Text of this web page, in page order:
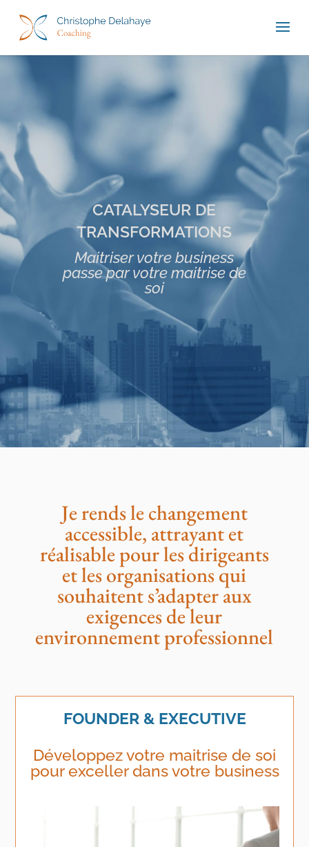
CATALYSEUR DE
TRANSFORMATIONS
Maitriser votre business
passe par votre maitrise de
soi
Je rends le changement
accessible, attrayant et
réalisable pour les dirigeants
et les organisations qui
souhaitent s’adapter aux
exigences de leur
environnement professionnel
FOUNDER & EXECUTIVE
Développez votre maitrise de soi
pour exceller dans votre business